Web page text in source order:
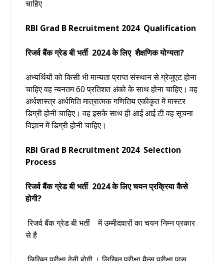
चाहिए
RBI Grad B Recruitment 2024 Qualification
रिजर्व बैंक ग्रेड बी भर्ती 2024के लिए शैक्षणिक योग्यता?
अभ्यर्थियों को किसी भी मान्यता प्राप्त संस्थान से ग्रेजुएट होना
चाहिए वह न्यनतम 60 प्रतिशत अंको के साथ होना चाहिए। वह
अर्थशास्त्र अर्थमिति मात्रात्मक गणितिय एकीकृत में मास्टर
डिग्री होनी चाहिए। वह इसके साथ ही आई आई टी वह सूचना
विज्ञान में डिग्री होनी चाहिए।
RBI Grad B Recruitment 2024 Selection
Process
रिजर्व बैंक ग्रेड बी भर्ती 2024 के लिए चयन प्रक्रिया कैसे
होगी?
रिजर्व बैंक ग्रेड बी भर्ती
में उम्मीदवारों का चयन निम्न प्रकार
से है